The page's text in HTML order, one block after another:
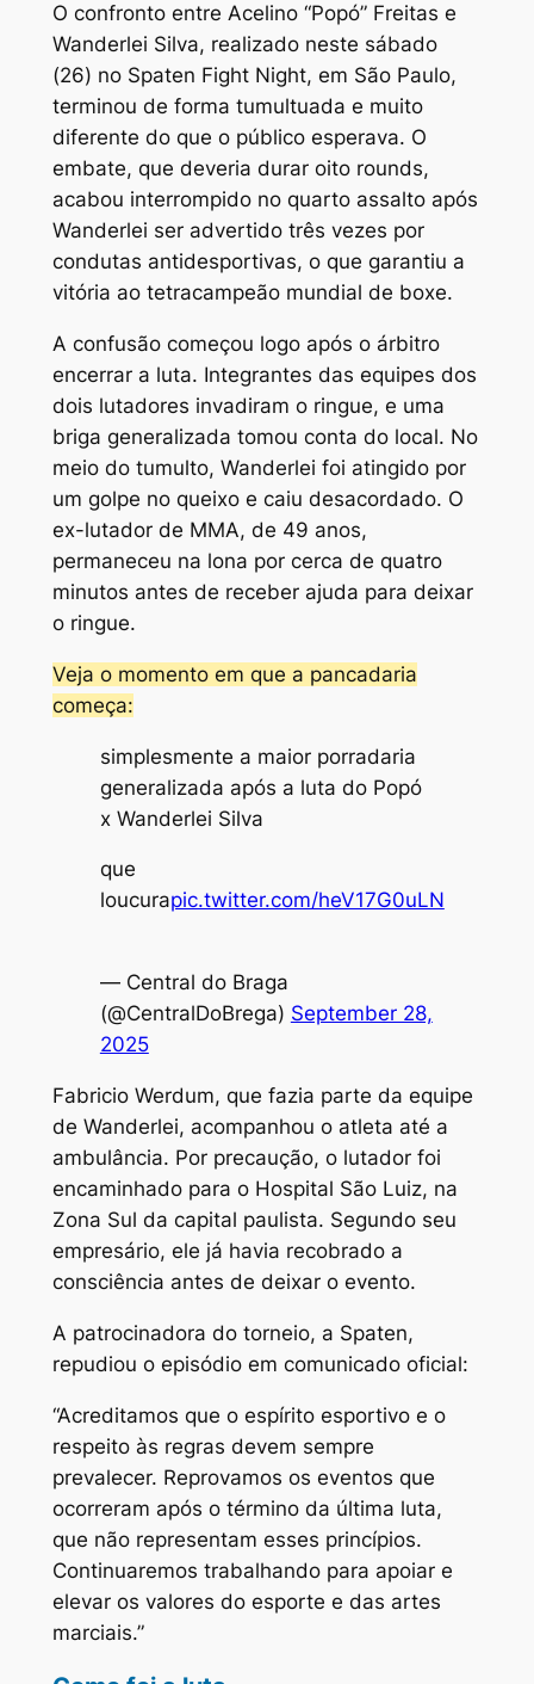
O confronto entre Acelino “Popó” Freitas e
Wanderlei Silva, realizado neste sábado
(26) no Spaten Fight Night, em São Paulo,
terminou de forma tumultuada e muito
diferente do que o público esperava. O
embate, que deveria durar oito rounds,
acabou interrompido no quarto assalto após
Wanderlei ser advertido três vezes por
condutas antidesportivas, o que garantiu a
vitória ao tetracampeão mundial de boxe.
A confusão começou logo após o árbitro
encerrar a luta. Integrantes das equipes dos
dois lutadores invadiram o ringue, e uma
briga generalizada tomou conta do local. No
meio do tumulto, Wanderlei foi atingido por
um golpe no queixo e caiu desacordado. O
ex-lutador de MMA, de 49 anos,
permaneceu na lona por cerca de quatro
minutos antes de receber ajuda para deixar
o ringue.
Veja o momento em que a pancadaria
começa:
simplesmente a maior porradaria
generalizada após a luta do Popó
x Wanderlei Silva
que
loucurapic.twitter.com/heV17G0uLN
— Central do Braga
(@CentralDoBrega) September 28,
2025
Fabricio Werdum, que fazia parte da equipe
de Wanderlei, acompanhou o atleta até a
ambulância. Por precaução, o lutador foi
encaminhado para o Hospital São Luiz, na
Zona Sul da capital paulista. Segundo seu
empresário, ele já havia recobrado a
consciência antes de deixar o evento.
A patrocinadora do torneio, a Spaten,
repudiou o episódio em comunicado oficial:
“Acreditamos que o espírito esportivo e o
respeito às regras devem sempre
prevalecer. Reprovamos os eventos que
ocorreram após o término da última luta,
que não representam esses princípios.
Continuaremos trabalhando para apoiar e
elevar os valores do esporte e das artes
marciais.”